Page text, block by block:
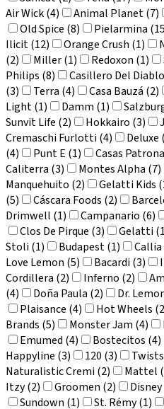
Air Wick (4)
Animal Planet (7)
Old Spice (8)
Pielarmina
Ilicit (12)
Orange Crush (1)
(2)
Miller (1) Redoxon (1)
Philips (8)
Casillero Del
(3)
Terra (4) Casa Bauzá (2)
Light (1)
Damm (1)
Sunvit Life (2)
Hokkairo (3)
Cremaschi Furlotti (4)
Deluxe
(4)
Punt E (1) Casas
Caliterra (3)
Montes Alpha (7)
Manquehuito (2)
Gelatti Kids
(5)
Cáscara Foods (2)
Drimwell (1)
Campanario (6)
Clos De Pirque (3)
Gelatti
Stoli (1)
Budapest (1) Callia
Love Lemon (5)
Bacardi (3)
Cordillera (2)
Inferno (2)
(4)
Doña Paula (2) Dr.
Plaisance (4)
Hot Wheels
Brands (5)
Monster Jam (4)
Emumed (4)
Bostecitos (4)
Happyline (3)
120 (3)
Naturalistic Cremi (2)
Mattel
Itzy (2)
Groomen (2)
Sundown (1)
St. Rémy (1)